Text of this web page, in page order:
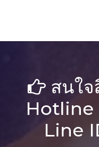
สนใ
Hotline
Line